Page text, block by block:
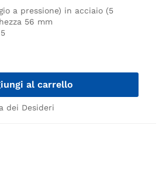
a pressione) in acciaio (5
56 mm
al carrello
dei Desideri